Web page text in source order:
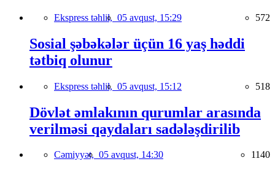
Ekspress təhlil, 05 avqust, 15:29 572
Sosial şəbəkələr üçün 16 yaş həddi
tətbiq olunur
Ekspress təhlil, 05 avqust, 15:12 518
Dövlət əmlakının qurumlar arasında
verilməsi qaydaları sadələşdirilib
Cəmiyyət, 05 avqust, 14:30 1140